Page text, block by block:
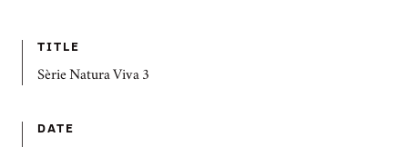
TITLE
Sèrie Natura Viva 3
DATE